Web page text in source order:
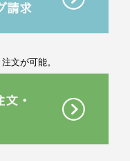
文が可能。